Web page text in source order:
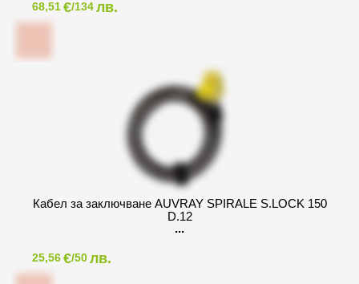
68,51€/134лв.
Кабел за заключване AUVRAY SPIRALE S.LOCK 150
D.12
25,56€/50лв.